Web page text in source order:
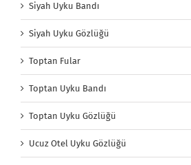
Siyah Uyku Bandı
Siyah Uyku Gözlüğü
Toptan Fular
Toptan Uyku Bandı
Toptan Uyku Gözlüğü
Ucuz Otel Uyku Gözlüğü